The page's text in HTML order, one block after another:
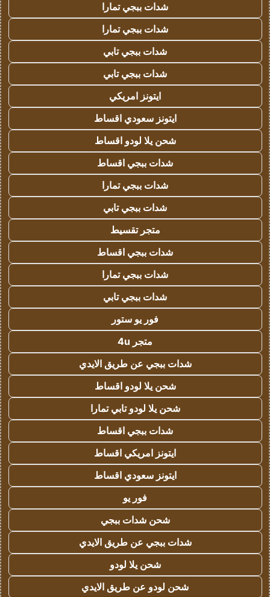
شدات ببجي تمارا
شدات ببجي تمارا
شدات ببجي تابي
شدات ببجي تابي
ايتونز امريكي
ايتونز سعودي اقساط
شحن يلا لودو اقساط
شدات ببجي اقساط
شدات ببجي تمارا
شدات ببجي تابي
متجر تقسيط
شدات ببجي اقساط
شدات ببجي تمارا
شدات ببجي تابي
فور يو ستور
متجر 4u
شدات ببجي عن طريق الايدي
شحن يلا لودو اقساط
شحن يلا لودو تابي تمارا
شدات ببجي اقساط
ايتونز امريكي اقساط
ايتونز سعودي اقساط
فور يو
شحن شدات ببجي
شدات ببجي عن طريق الايدي
شحن يلا لودو
شحن لودو عن طريق الايدي